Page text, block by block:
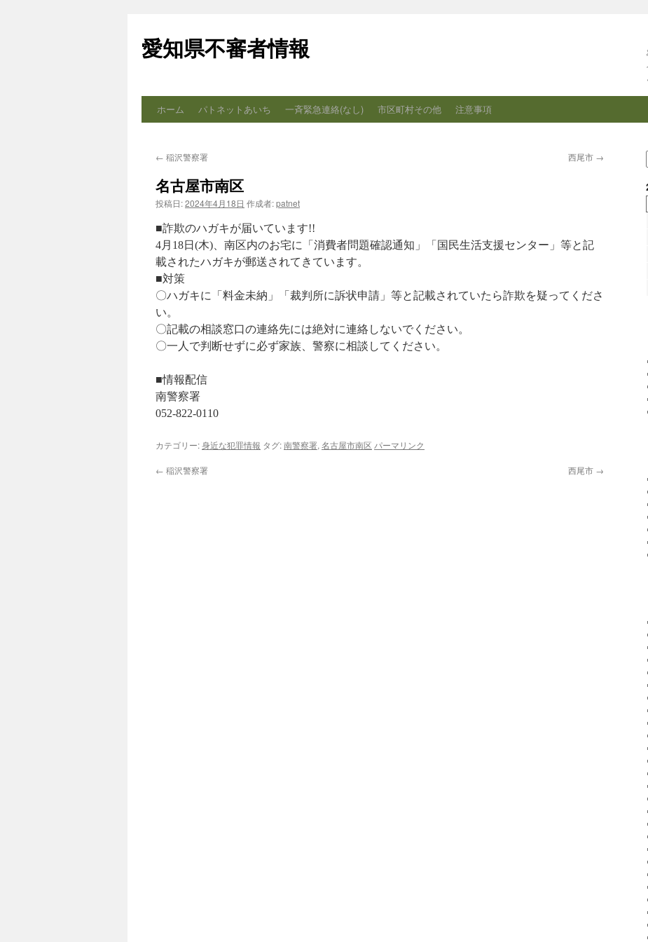
テ
ン
ス
ッ
愛知県不審者情報
ホーム パトネットあいち 一斉緊急連絡(なし) 市区町村その他 注意事項
← 稲沢警察署 西尾市 →
名古屋市南区
投稿日:2024年4月18日 作成者:patnet
■詐欺のハガキが届いています!!
4月18日(木)、南区内のお宅に「消費者問題確認通知」「国民生活支援センター」等と記
載されたハガキが郵送されてきています。
■対策
〇ハガキに「料金未納」「裁判所に訴状申請」等と記載されていたら詐欺を疑ってくださ
い。
〇記載の相談窓口の連絡先には絶対に連絡しないでください。
〇一人で判断せずに必ず家族、警察に相談してください。
■情報配信
南警察署
052-822-0110
カテゴリー:身近な犯罪情報 タグ:南警察署, 名古屋市南区 パーマリンク
← 稲沢警察署 西尾市 →